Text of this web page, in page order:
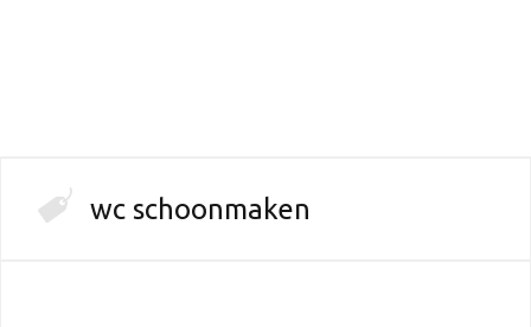
wc schoonmaken